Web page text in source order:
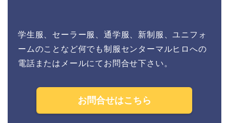
学生服、セーラー服、通学服、新制服、ユニフォ
ームのことなど何でも制服センターマルヒロへの
電話またはメールにてお問合せ下さい。
お問合せはこちら